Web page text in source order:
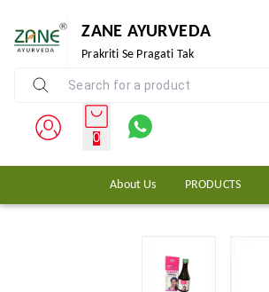
ZANE AYURVEDA
Prakriti Se Pragati Tak
0
About Us PRODUCTS